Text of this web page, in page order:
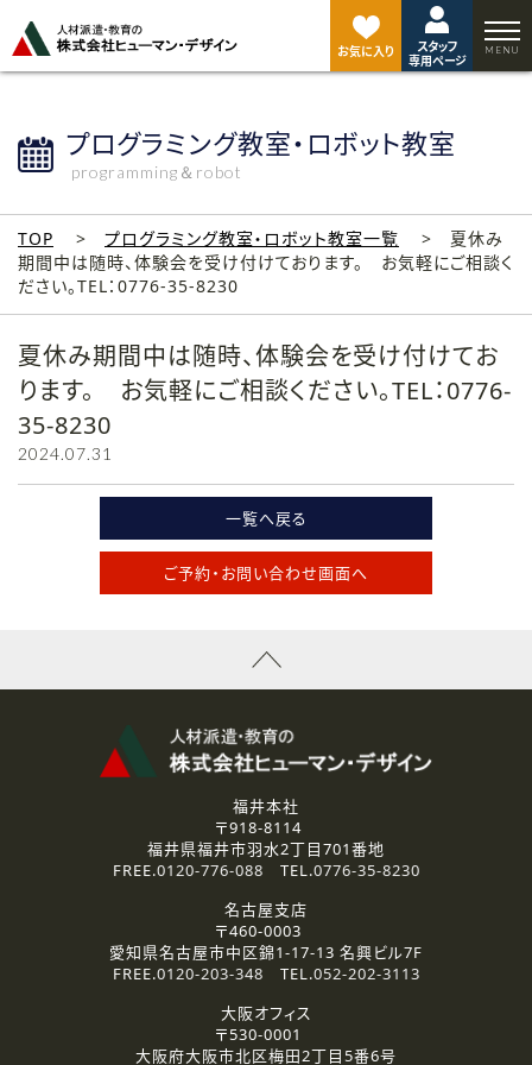
お気に入り
スタッフ
専用ページ
プログラミング教室・ロボット教室
programming＆robot
TOP プログラミング教室・ロボット教室一覧
夏休み
期間中は随時、体験会を受け付けております。 お気軽にご相談く
ださい。TEL：0776-35-8230
夏休み期間中は随時、体験会を受け付けてお
ります。 お気軽にご相談ください。TEL：0776-
35-8230
2024.07.31
一覧へ戻る
ご予約・お問い合わせ画面へ
ジ
ト
福井本社
〒918-8114
福井県福井市羽水2丁目701番地
FREE.0120-776-088 TEL.0776-35-8230
名古屋支店
〒460-0003
愛知県名古屋市中区錦1-17-13 名興ビル7F
FREE.0120-203-348 TEL.052-202-3113
大阪オフィス
〒530-0001
大阪府大阪市北区梅田2丁目5番6号